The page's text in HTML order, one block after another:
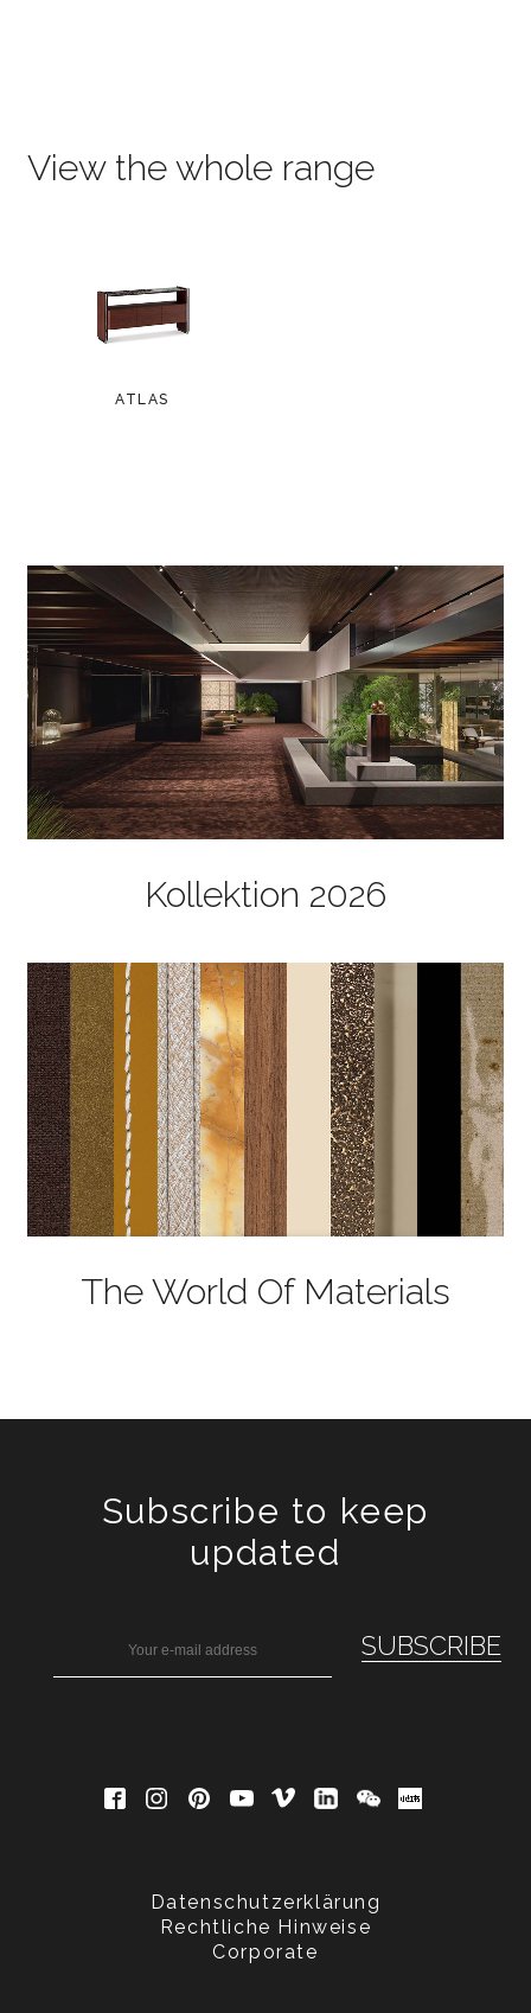
View the whole range
ATLAS
Kollektion 2026
The World Of Materials
Subscribe to keep
updated
Datenschutzerklärung
Rechtliche Hinweise
Corporate